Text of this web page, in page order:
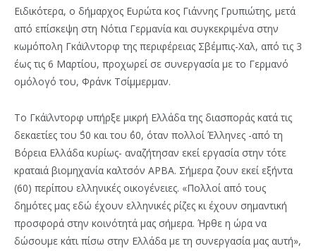
Ειδικότερα, ο δήμαρχος Ευρώτα κος Γιάννης Γρυπιώτης, μετά
από επίσκεψη στη Νότια Γερμανία και συγκεκριμένα στην
κωμόπολη Γκάϊλντορφ της περιφέρειας Σβέμπις-Χαλ, από τις 3
έως τις 6 Μαρτίου, προχωρεί σε συνεργασία με το Γερμανό
ομόλογό του, Φράνκ Τσίμμερμαν.
Το Γκάϊλντορφ υπήρξε μικρή Ελλάδα της διασποράς κατά τις
δεκαετίες του ΄50 και του ΄60, όταν πολλοί Έλληνες -από τη
Βόρεια Ελλάδα κυρίως- αναζήτησαν εκεί εργασία στην τότε
κραταιά βιομηχανία καλτσόν ΑΡΒΑ. Σήμερα ζουν εκεί εξήντα
(60) περίπου ελληνικές οικογένειες. «Πολλοί από τους
δημότες μας εδώ έχουν ελληνικές ρίζες κι έχουν σημαντική
προσφορά στην κοινότητά μας σήμερα. Ήρθε η ώρα να
δώσουμε κάτι πίσω στην Ελλάδα με τη συνεργασία μας αυτή»,